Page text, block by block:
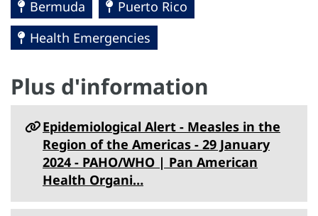
Bermuda
Puerto Rico
Health Emergencies
Plus d'information
Epidemiological Alert - Measles in the
Region of the Americas - 29 January
2024 - PAHO/WHO | Pan American
Health Organi…